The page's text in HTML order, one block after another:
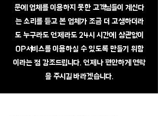
문에 업체를 이용하지 못한 고객님들이 계신다
는 소리를 듣고 본 업체가 조금 더 고생하더라
도 누구라도 언제라도 24시 시간에 상관없이
OP서비스를 이용하실 수 있도록 만들기 위함
이라는 점 강조드립니다. 언제나 편안하게 연락
을 주시길 바라겠습니다.